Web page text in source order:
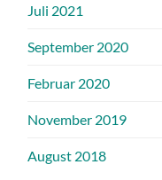
Juli 2021
September 2020
Februar 2020
November 2019
August 2018